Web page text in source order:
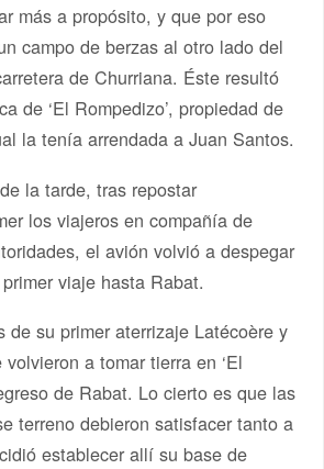
más a propósito, y que por eso
campo de berzas al otro lado del
de Churriana. Éste resultó
de ‘El Rompedizo’, propiedad de
la tenía arrendada a Juan Santos.
la tarde, tras repostar
los viajeros en compañía de
el avión volvió a despegar
viaje hasta Rabat.
de su primer aterrizaje Latécoère y
a tomar tierra en ‘El
de Rabat. Lo cierto es que las
terreno debieron satisfacer tanto a
establecer allí su base de